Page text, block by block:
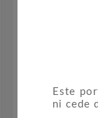
Este
ni cede